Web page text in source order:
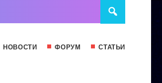
НОВОСТИ ФОРУМ СТАТЬИ